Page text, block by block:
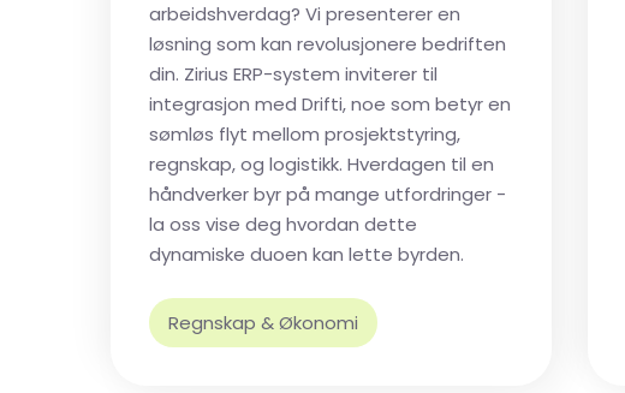
arbeidshverdag? Vi presenterer en
løsning som kan revolusjonere bedriften
din. Zirius ERP-system inviterer til
integrasjon med Drifti, noe som betyr en
sømløs flyt mellom prosjektstyring,
regnskap, og logistikk. Hverdagen til en
håndverker byr på mange utfordringer -
la oss vise deg hvordan dette
dynamiske duoen kan lette byrden.
Regnskap & Økonomi